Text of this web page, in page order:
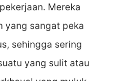
Mereka
yang sangat peka
sehingga sering
yang sulit atau